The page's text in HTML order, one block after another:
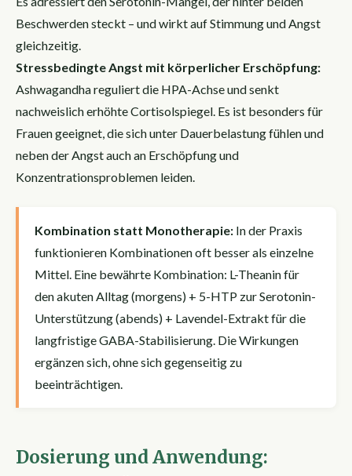
Beschwerden steckt – und wirkt auf Stimmung und Angst
gleichzeitig.
Stressbedingte Angst mit körperlicher Erschöpfung:
Ashwagandha reguliert die HPA-Achse und senkt
nachweislich erhöhte Cortisolspiegel. Es ist besonders für
Frauen geeignet, die sich unter Dauerbelastung fühlen und
neben der Angst auch an Erschöpfung und
Konzentrationsproblemen leiden.
Kombination statt Monotherapie: In der Praxis
funktionieren Kombinationen oft besser als einzelne
Mittel. Eine bewährte Kombination: L-Theanin für
den akuten Alltag (morgens) + 5-HTP zur Serotonin-
Unterstützung (abends) + Lavendel-Extrakt für die
langfristige GABA-Stabilisierung. Die Wirkungen
ergänzen sich, ohne sich gegenseitig zu
beeinträchtigen.
Dosierung und Anwendung: